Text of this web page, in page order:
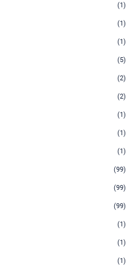
(1)
(1)
(1)
(5)
(2)
(2)
(1)
(1)
(1)
(99)
(99)
(99)
(1)
(1)
(1)